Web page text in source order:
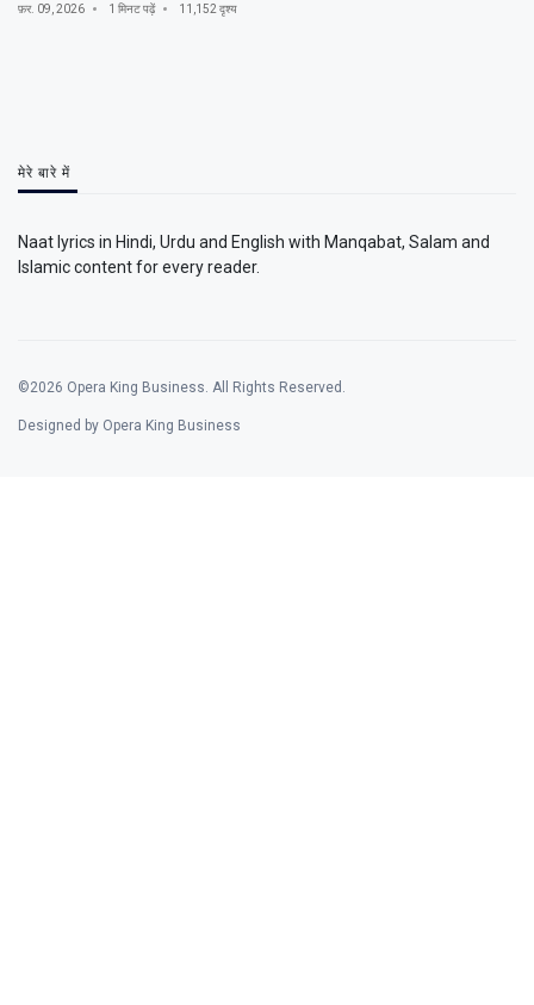
फ़र. 09, 2026 1 मिनट पढ़ें 11,152 दृश्य
मेरे बारे में
Naat lyrics in Hindi, Urdu and English with Manqabat, Salam and
Islamic content for every reader.
©2026 Opera King Business. All Rights Reserved.
Designed by Opera King Business